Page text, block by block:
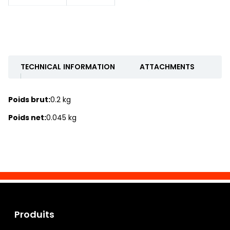
TECHNICAL INFORMATION ATTACHMENTS
Poids brut:0.2 kg
Poids net:0.045 kg
Produits